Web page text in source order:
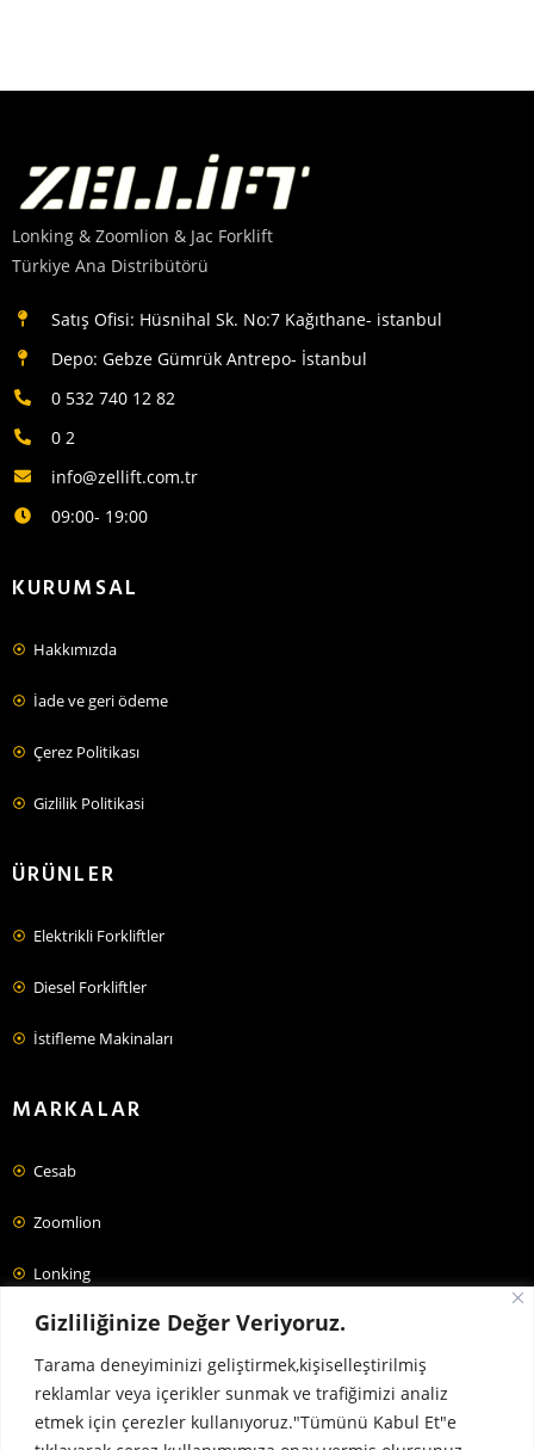
Gizliliğinize Değer Veriyoruz.
Tarama deneyiminizi geliştirmek,kişiselleştirilmiş
reklamlar veya içerikler sunmak ve trafiğimizi analiz
etmek için çerezler kullanıyoruz."Tümünü Kabul Et"e
Lonking & Zoomlion & Jac Forklift
Türkiye Ana Distribütörü
Satış Ofisi: Hüsnihal Sk. No:7 Kağıthane- istanbul
Depo: Gebze Gümrük Antrepo- İstanbul
0 532 740 12 82
0 2
info@zellift.com.tr
09:00- 19:00
KURUMSAL
Hakkımızda
İade ve geri ödeme
Çerez Politikası
Gizlilik Politikasi
ÜRÜNLER
Elektrikli Forkliftler
Diesel Forkliftler
İstifleme Makinaları
MARKALAR
Cesab
Zoomlion
Lonking
Jac
Forklift Fiyatları